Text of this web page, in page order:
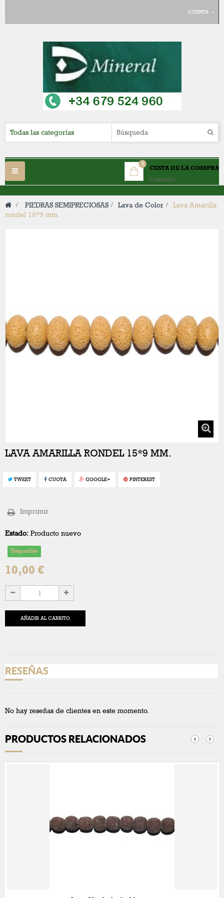
CUENTA
CESTA DE LA COMPRA
0 item(s)
0
Navegación
Toggle
> PIEDRAS SEMIPRECIOSAS > Lava de Color > Lava Amarilla
rondel 15*9 mm.
LAVA AMARILLA RONDEL 15*9 MM.
TWEET CUOTA GOOGLE+ PINTEREST
Imprimir
Estado: Producto nuevo
Disponible
10,00 €
AÑADIR AL CARRITO
RESEÑAS
No hay reseñas de clientes en este momento.
PRODUCTOS RELACIONADOS ‹ ›